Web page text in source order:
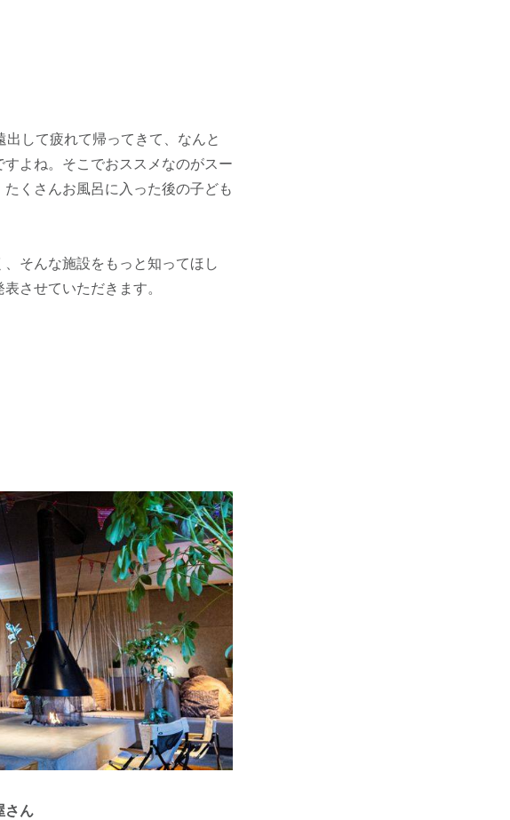
して疲れて帰ってきて、なんと
よね。そこでおススメなのがスー
くさんお風呂に入った後の子ども
そんな施設をもっと知ってほし
させていただきます。
さん